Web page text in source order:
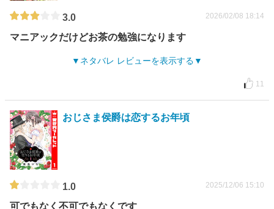
3.0 2026/02/08 18:14
マニアックだけどお茶の勉強になります
ネタバレ レビューを表示する
11
おじさま侯爵は恋するお年頃
1.0 2025/12/06 15:10
可でもなく不可でもなくです